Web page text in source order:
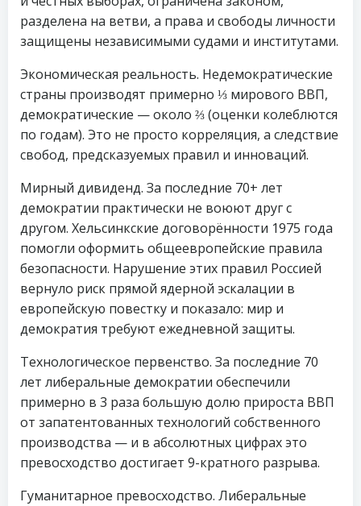
разделена на ветви, а права и свободы личности
защищены независимыми судами и институтами.
Экономическая реальность. Недемократические
страны производят примерно ⅓ мирового ВВП,
демократические — около ⅔ (оценки колеблются
по годам). Это не просто корреляция, а следствие
свобод, предсказуемых правил и инноваций.
Мирный дивиденд. За последние 70+ лет
демократии практически не воюют друг с
другом. Хельсинкские договорённости 1975 года
помогли оформить общеевропейские правила
безопасности. Нарушение этих правил Россией
вернуло риск прямой ядерной эскалации в
европейскую повестку и показало: мир и
демократия требуют ежедневной защиты.
Технологическое первенство. За последние 70
лет либеральные демократии обеспечили
примерно в 3 раза большую долю прироста ВВП
от запатентованных технологий собственного
производства — и в абсолютных цифрах это
превосходство достигает 9-кратного разрыва.
Гуманитарное превосходство. Либеральные